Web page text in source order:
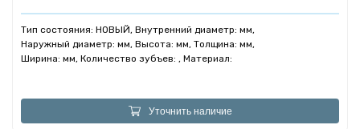
Тип состояния: НОВЫЙ, Внутренний диаметр: мм,
Наружный диаметр: мм, Высота: мм, Толщина: мм,
Ширина: мм, Количество зубъев: , Материал:
Уточнить наличие